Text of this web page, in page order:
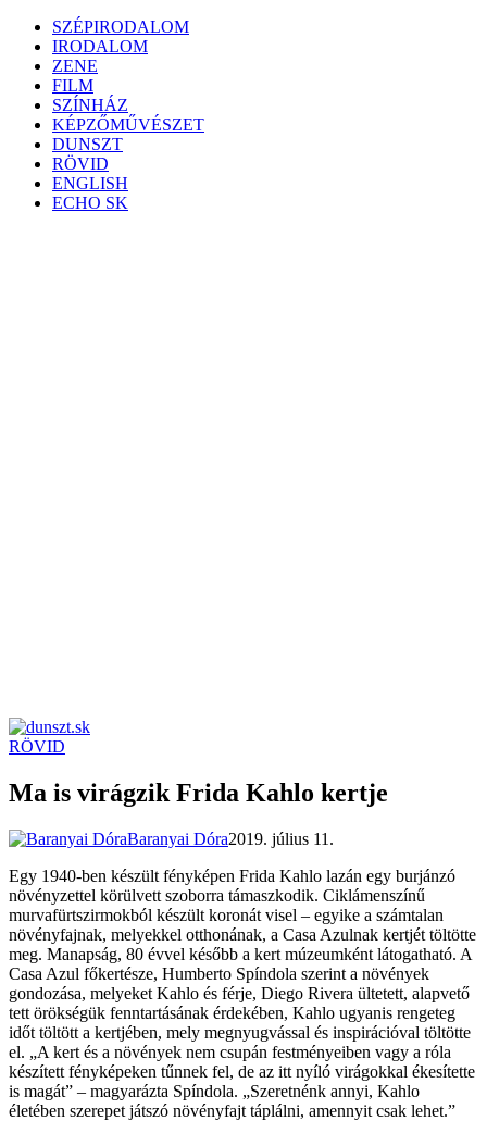
Skip
content
SZÉPIRODALOM
IRODALOM
ZENE
FILM
SZÍNHÁZ
KÉPZŐMŰVÉSZET
DUNSZT
RÖVID
ENGLISH
ECHO SK
RÖVID
Ma is virágzik Frida Kahlo kertje
Baranyai Dóra2019. július 11.
Egy 1940-ben készült fényképen Frida Kahlo lazán egy burjánzó
növényzettel körülvett szoborra támaszkodik. Ciklámenszínű
murvafürtszirmokból készült koronát visel – egyike a számtalan
növényfajnak, melyekkel otthonának, a Casa Azulnak kertjét töltötte
meg. Manapság, 80 évvel később a kert múzeumként látogatható. A
Casa Azul főkertésze, Humberto Spíndola szerint a növények
gondozása, melyeket Kahlo és férje, Diego Rivera ültetett, alapvető
tett örökségük fenntartásának érdekében, Kahlo ugyanis rengeteg
időt töltött a kertjében, mely megnyugvással és inspirációval töltötte
el. „A kert és a növények nem csupán festményeiben vagy a róla
készített fényképeken tűnnek fel, de az itt nyíló virágokkal ékesítette
is magát” – magyarázta Spíndola. „Szeretnénk annyi, Kahlo
életében szerepet játszó növényfajt táplálni, amennyit csak lehet.”